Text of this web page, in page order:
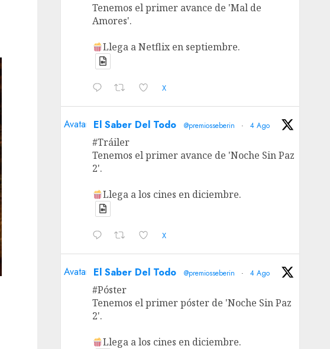
Tenemos el primer avance de 'Mal de
Amores'.
Llega a Netflix en septiembre.
X
Avatar El Saber Del Todo @premiosseberin · 4 Ago
#Tráiler
Tenemos el primer avance de 'Noche Sin Paz
2'.
Llega a los cines en diciembre.
X
Avatar El Saber Del Todo @premiosseberin · 4 Ago
#Póster
Tenemos el primer póster de 'Noche Sin Paz
2'.
Llega a los cines en diciembre.